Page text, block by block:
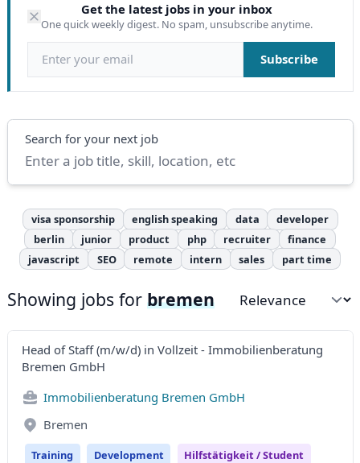
Get the latest jobs in your inbox
One quick weekly digest. No spam, unsubscribe anytime.
Email address Subscribe
Search
Search for your next job
visa sponsorship english speaking data
developer
berlin
junior product php recruiter
finance
javascript
SEO remote intern sales part time
Showing jobs for bremen Sort by
Head of Staff (m/w/d) in Vollzeit - Immobilienberatung
Bremen GmbH
Immobilienberatung Bremen GmbH
Bremen
Training Development Hilfstätigkeit / Student